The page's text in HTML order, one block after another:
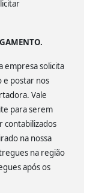
empresa solicita
e postar nos
Vale
para serem
contabilizados
na nossa
na região
após os